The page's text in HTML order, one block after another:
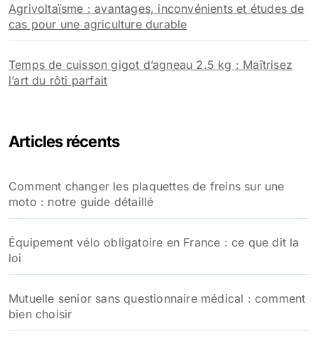
Agrivoltaïsme : avantages, inconvénients et études de
cas pour une agriculture durable
Temps de cuisson gigot d’agneau 2.5 kg : Maîtrisez
l’art du rôti parfait
Articles récents
Comment changer les plaquettes de freins sur une
moto : notre guide détaillé
Équipement vélo obligatoire en France : ce que dit la
loi
Mutuelle senior sans questionnaire médical : comment
bien choisir